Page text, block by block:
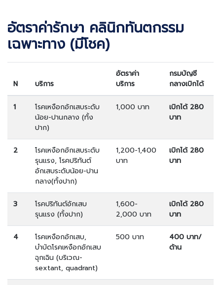
อัตราค่ารักษา คลินิกทันตกรรม
เฉพาะทาง (มีโชค)
N บริการ
อัตราค่า
บริการ
กรมบัญชี
กลางเบิกได้
1
โรคเหงือกอักเสบระดับ
น้อย-ปานกลาง (ทั้ง
ปาก)
1,000 บาท
เบิกได้ 280
บาท
2
โรคเหงือกอักเสบระดับ
รุนแรง, โรคปริทันต์
อักเสบระดับน้อย-ปาน
กลาง(ทั้งปาก)
1,200-1,400
บาท
เบิกได้ 280
บาท
3
โรคปริทันต์อักเสบ
รุนแรง (ทั้งปาก)
1,600-
2,000 บาท
เบิกได้ 280
บาท
4
โรคเหงือกอักเสบ,
บำบัดโรคเหงือกอักเสบ
ฉุกเฉิน (บริเวณ-
sextant, quadrant)
500 บาท
400 บาท/
ด้าน